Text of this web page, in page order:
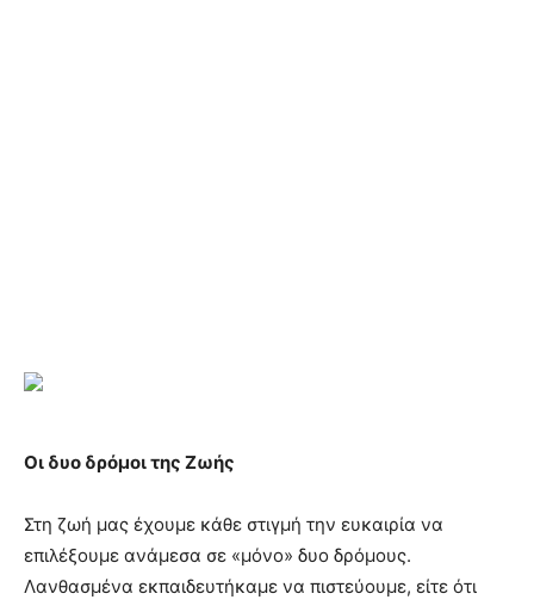
Οι δυο δρόμοι της Ζωής
Στη ζωή μας έχουμε κάθε στιγμή την ευκαιρία να
επιλέξουμε ανάμεσα σε «μόνο» δυο δρόμους.
Λανθασμένα εκπαιδευτήκαμε να πιστεύουμε, είτε ότι